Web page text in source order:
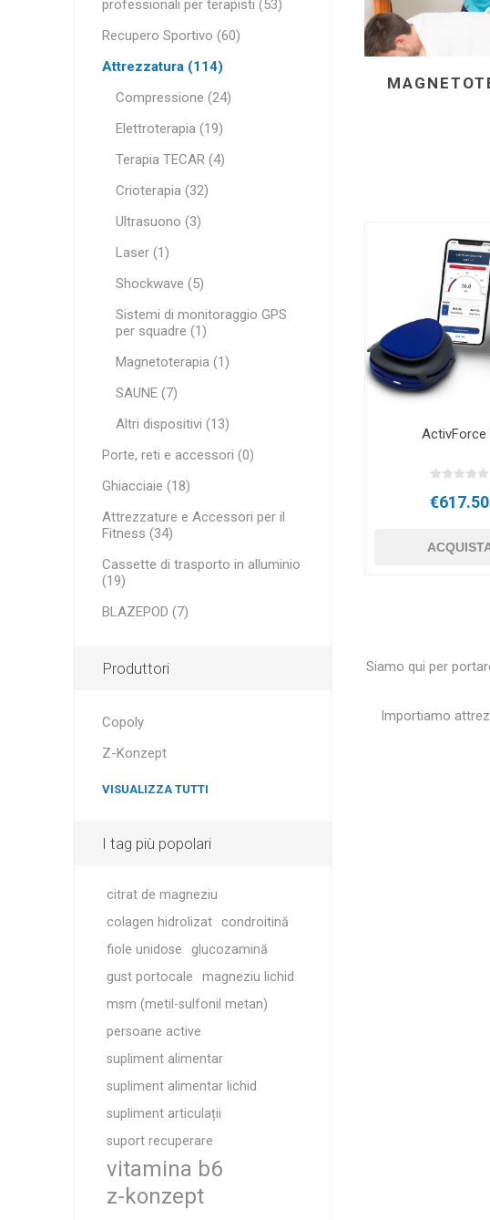
KINESIOTERAPIA
MAGNETOTERAPIA
Siamo qui per
Importiamo
ActivForce
€617.50
professionali per terapisti (53)
Recupero Sportivo (60)
Attrezzatura (114)
Compressione (24)
Elettroterapia (19)
Terapia TECAR (4)
Crioterapia (32)
Ultrasuono (3)
Laser (1)
Shockwave (5)
Sistemi di monitoraggio GPS
per squadre (1)
Magnetoterapia (1)
SAUNE (7)
Altri dispositivi (13)
Porte, reti e accessori (0)
Ghiacciaie (18)
Attrezzature e Accessori per il
Fitness (34)
Cassette di trasporto in alluminio
(19)
BLAZEPOD (7)
Produttori
Copoly
Z-Konzept
VISUALIZZA TUTTI
I tag più popolari
citrat de magneziu
colagen hidrolizat
condroitină
fiole unidose
glucozamină
gust portocale
magneziu lichid
msm (metil-sulfonil metan)
persoane active
supliment alimentar
supliment alimentar lichid
supliment articulații
suport recuperare
vitamina b6
z-konzept